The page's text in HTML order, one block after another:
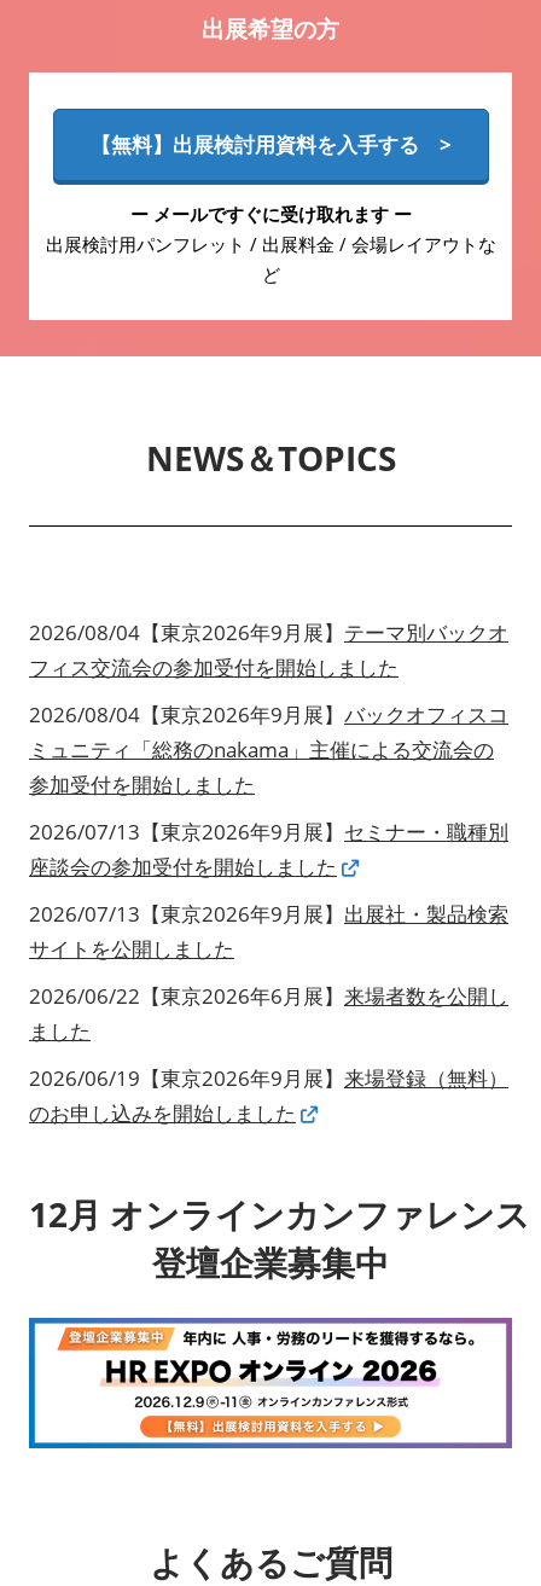
出展希望の方
【無料】出展検討用資料を入手する >
ー メールですぐに受け取れます ー
出展検討用パンフレット / 出展料金 / 会場レイアウトな
ど
NEWS＆TOPICS
2026/08/04【東京2026年9月展】 テーマ別バックオ
フィス交流会の参加受付を開始しました
2026/08/04【東京2026年9月展】 バックオフィスコ
ミュニティ「総務のnakama」主催による交流会の
参加受付を開始しました
2026/07/13【東京2026年9月展】 セミナー・職種別
座談会の参加受付を開始しました
2026/07/13【東京2026年9月展】 出展社・製品検索
サイトを公開しました
2026/06/22【東京2026年6月展】 来場者数を公開し
ました
2026/06/19【東京2026年9月展】 来場登録（無料）
のお申し込みを開始しました
12月 オンラインカンファレンス
登壇企業募集中
よくあるご質問